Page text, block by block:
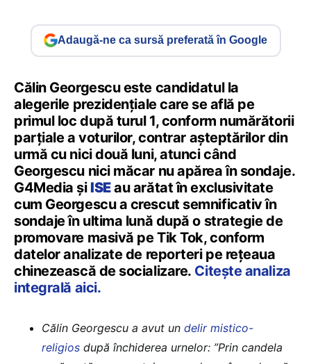
Adaugă-ne ca sursă preferată în Google
Călin Georgescu este candidatul la
alegerile prezidențiale care se află pe
primul loc după turul 1, conform numărătorii
parțiale a voturilor, contrar așteptărilor din
urmă cu nici două luni, atunci când
Georgescu nici măcar nu apărea în sondaje.
G4Media și ISEau arătat în exclusivitate
cum Georgescu a crescut semnificativ în
sondaje în ultima lună după o strategie de
promovare masivă pe Tik Tok, conform
datelor analizate de reporteri pe rețeaua
chinezească de socializare. Citește analiza
integrală aici.
Călin Georgescu a avut un delir mistico-
religios după închiderea urnelor: ”Prin candela